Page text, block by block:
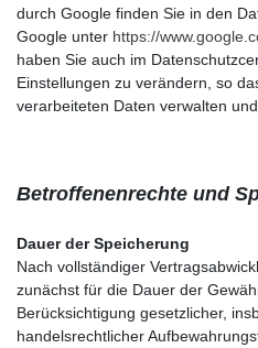
durch Google finden Sie in den
Google unter https://
haben Sie auch im
Einstellungen zu verändern, so
verarbeiteten Daten verwalten
Betroffenenrechte und
Dauer der Speicherung
Nach vollständiger
zunächst für die Dauer der
Berücksichtigung gesetzlicher,
handelsrechtlicher